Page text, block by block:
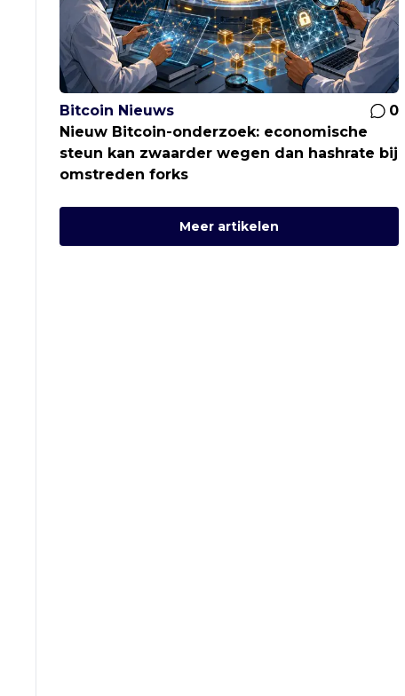
Bitcoin Nieuws
0
Nieuw Bitcoin-onderzoek: economische
steun kan zwaarder wegen dan hashrate bij
omstreden forks
Meer artikelen